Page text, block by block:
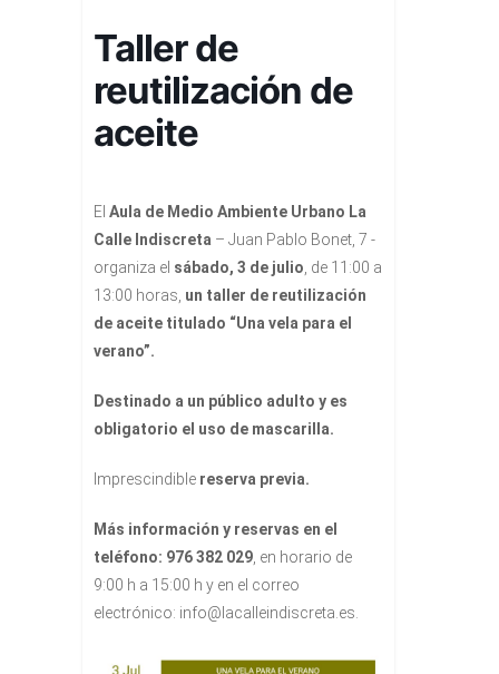
Taller de
reutilización de
aceite
El Aula de Medio Ambiente Urbano La
Calle Indiscreta – Juan Pablo Bonet, 7 -
organiza el sábado, 3 de julio, de 11:00 a
13:00 horas, un taller de reutilización
de aceite titulado “Una vela para el
verano”.
Destinado a un público adulto y es
obligatorio el uso de mascarilla.
Imprescindible reserva previa.
Más información y reservas en el
teléfono: 976 382 029, en horario de
9:00 h a 15:00 h y en el correo
electrónico: info@lacalleindiscreta.es.